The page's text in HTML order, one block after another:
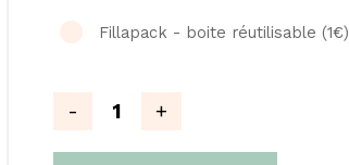
Fillapack - boite réutilisable (1€)